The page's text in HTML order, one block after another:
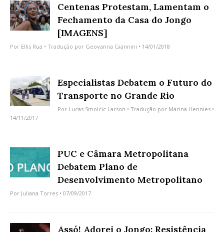
Centenas Protestam, Lamentam o
Fechamento da Casa do Jongo
[IMAGENS]
Por Ellis Rua • Tradução por Geovanna Giannini • 14/01/2018
Especialistas Debatem o Futuro do
Transporte no Grande Rio
Por Lucas Smolcic Larson • Tradução por Marina Hennies •
14/11/2017
PUC e Câmara Metropolitana
Debatem Plano de
Desenvolvimento Metropolitano
Por Juliana Torres • 07/09/2017
Assó! Adorei o Jongo: Resistência